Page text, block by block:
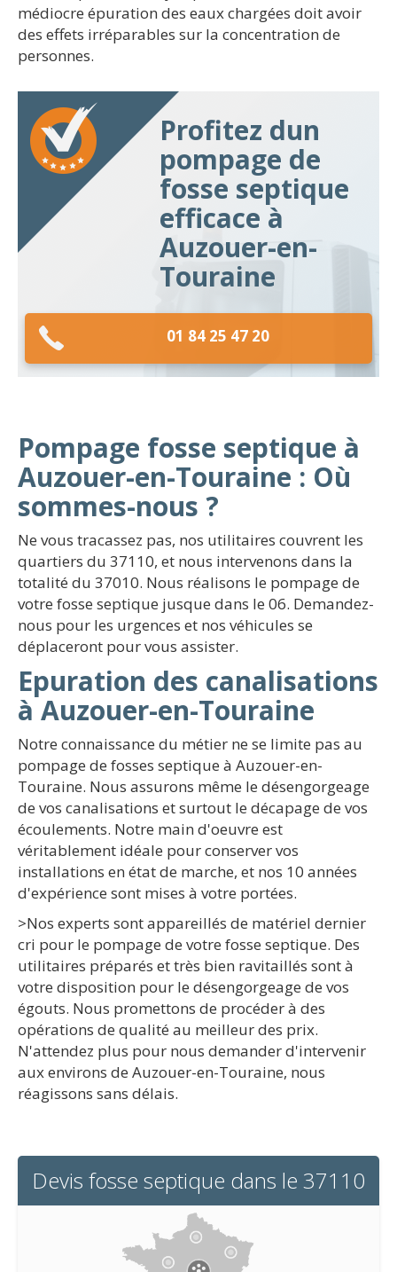
médiocre épuration des eaux chargées doit avoir
des effets irréparables sur la concentration de
personnes.
Profitez dun
pompage de
fosse septique
efficace à
Auzouer-en-
Touraine
01 84 25 47 20
Pompage fosse septique à
Auzouer-en-Touraine : Où
sommes-nous ?
Ne vous tracassez pas, nos utilitaires couvrent les
quartiers du 37110, et nous intervenons dans la
totalité du 37010. Nous réalisons le pompage de
votre fosse septique jusque dans le 06. Demandez-
nous pour les urgences et nos véhicules se
déplaceront pour vous assister.
Epuration des canalisations
à Auzouer-en-Touraine
Notre connaissance du métier ne se limite pas au
pompage de fosses septique à Auzouer-en-
Touraine. Nous assurons même le désengorgeage
de vos canalisations et surtout le décapage de vos
écoulements. Notre main d'oeuvre est
véritablement idéale pour conserver vos
installations en état de marche, et nos 10 années
d'expérience sont mises à votre portées.
>Nos experts sont appareillés de matériel dernier
cri pour le pompage de votre fosse septique. Des
utilitaires préparés et très bien ravitaillés sont à
votre disposition pour le désengorgeage de vos
égouts. Nous promettons de procéder à des
opérations de qualité au meilleur des prix.
N'attendez plus pour nous demander d'intervenir
aux environs de Auzouer-en-Touraine, nous
réagissons sans délais.
Devis fosse septique dans le 37110